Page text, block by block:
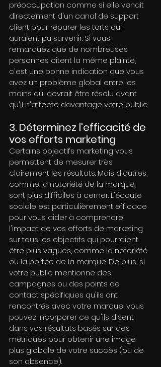
préoccupation comme si elle venait
directement d'un canal de support
client pour réparer les torts qui
auraient pu survenir. Si vous
remarquez que de nombreuses
personnes citent la même plainte,
c'est une bonne indication que vous
avez un problème global entre les
mains qui devrait être résolu avant
qu'il n'affecte davantage votre public.
3. Déterminez l'efficacité de
vos efforts marketing
Certains objectifs marketing vous
permettent de mesurer très
clairement les résultats. Mais d'autres,
comme la notoriété de la marque,
sont plus difficiles à cerner. L'écoute
sociale est particulièrement efficace
pour vous aider à comprendre
l'impact de vos efforts de marketing
sur tous les objectifs qui pourraient
être plus vagues, comme la notoriété
ou la portée de la marque. De plus, si
votre public mentionne des
campagnes ou des points de
contact spécifiques qu'ils ont
rencontrés avec votre marque, vous
pouvez incorporer ce qu'ils disent
dans vos résultats basés sur des
métriques pour obtenir une image
plus globale de votre succès (ou de
son absence).